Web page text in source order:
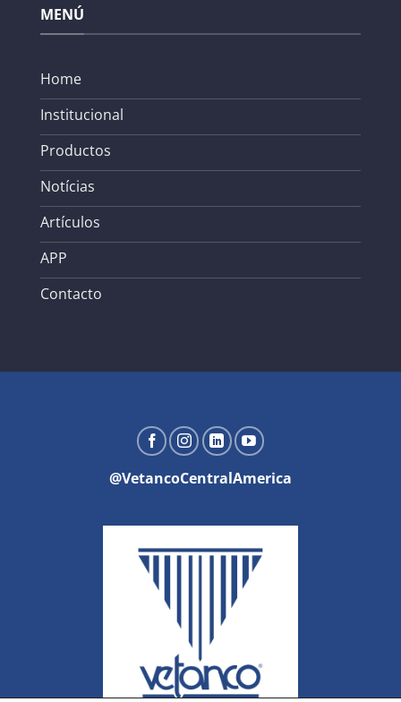
MENÚ
Home
Institucional
Productos
Notícias
Artículos
APP
Contacto
@VetancoCentralAmerica